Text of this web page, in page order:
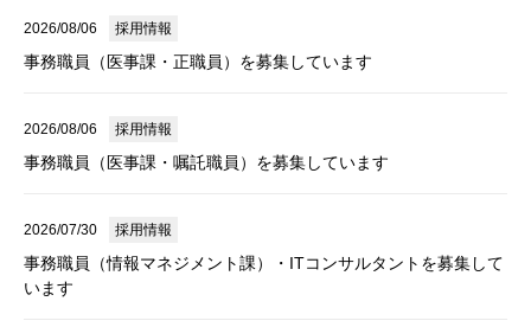
2026/08/06 採用情報
事務職員（医事課・正職員）を募集しています
2026/08/06 採用情報
事務職員（医事課・嘱託職員）を募集しています
2026/07/30 採用情報
事務職員（情報マネジメント課）・ITコンサルタントを募集して
います